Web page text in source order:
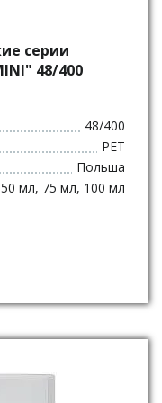
серии
48/400
48/400
PET
Польша
мл, 75 мл, 100 мл